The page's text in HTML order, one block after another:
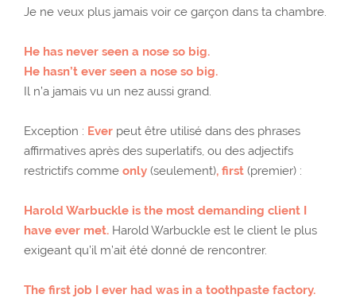
Je ne veux plus jamais voir ce garçon dans ta chambre.
He has never seen a nose so big.
He hasn’t ever seen a nose so big.
Il n’a jamais vu un nez aussi grand.
Exception : Ever peut être utilisé dans des phrases
affirmatives après des superlatifs, ou des adjectifs
restrictifs comme only (seulement), first (premier) :
Harold Warbuckle is the most demanding client I
have ever met. Harold Warbuckle est le client le plus
exigeant qu’il m’ait été donné de rencontrer.
The first job I ever had was in a toothpaste factory.